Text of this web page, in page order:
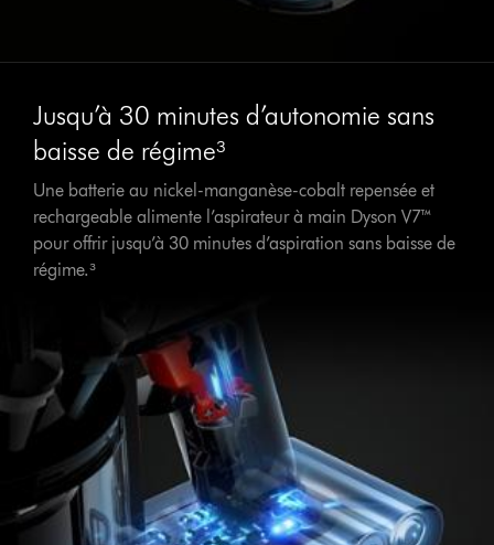
Jusqu’à 30 minutes d’autonomie sans
baisse de régime³
Une batterie au nickel-manganèse-cobalt repensée et
rechargeable alimente l’aspirateur à main Dyson V7™
pour offrir jusqu’à 30 minutes d’aspiration sans baisse de
régime.³